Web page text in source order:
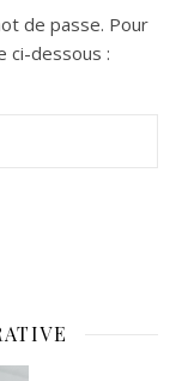
de passe. Pour
ci-dessous :